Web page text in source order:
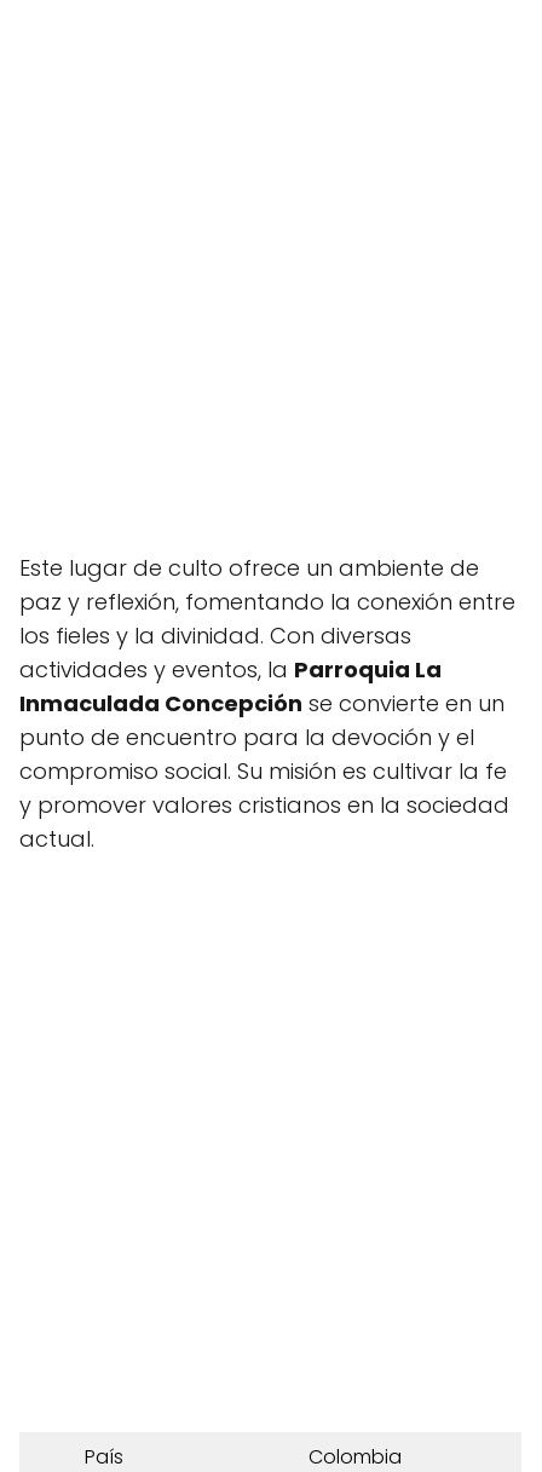
Este lugar de culto ofrece un ambiente de
paz y reflexión, fomentando la conexión entre
los fieles y la divinidad. Con diversas
actividades y eventos, la Parroquia La
Inmaculada Concepción se convierte en un
punto de encuentro para la devoción y el
compromiso social. Su misión es cultivar la fe
y promover valores cristianos en la sociedad
actual.
País
Colombia